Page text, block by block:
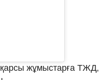
қарсы жұмыстарға ТЖД,